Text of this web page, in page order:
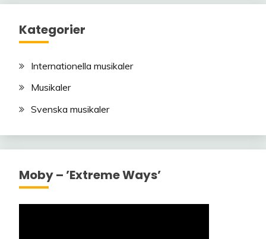
Kategorier
Internationella musikaler
Musikaler
Svenska musikaler
Moby – ’Extreme Ways’